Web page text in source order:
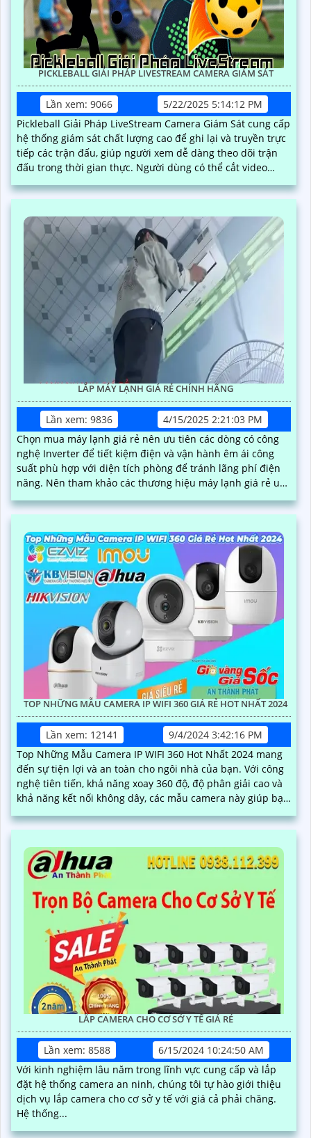
PICKLEBALL GIẢI PHÁP LIVESTREAM CAMERA GIÁM SÁT
Lần xem: 9066
5/22/2025 5:14:12 PM
Pickleball Giải Pháp LiveStream Camera Giám Sát cung cấp
hệ thống giám sát chất lượng cao để ghi lại và truyền trực
tiếp các trận đấu, giúp người xem dễ dàng theo dõi trận
đấu trong thời gian thực. Người dùng có thể cắt video
khoảnh khắc hay trực tiếp và dễ dàng
LẮP MÁY LẠNH GIÁ RẺ CHÍNH HÃNG
Lần xem: 9836
4/15/2025 2:21:03 PM
Chọn mua máy lạnh giá rẻ nên ưu tiên các dòng có công
nghệ Inverter để tiết kiệm điện và vận hành êm ái công
suất phù hợp với diện tích phòng để tránh lãng phí điện
năng. Nên tham khảo các thương hiệu máy lạnh giá rẻ uy
tín như Casper, Gree, Reetech… có mức giá phải chăng và
chất lượng ổn định
TOP NHỮNG MẪU CAMERA IP WIFI 360 GIÁ RẺ HOT NHẤT 2024
Lần xem: 12141
9/4/2024 3:42:16 PM
Top Những Mẫu Camera IP WIFI 360 Hot Nhất 2024 mang
đến sự tiện lợi và an toàn cho ngôi nhà của bạn. Với công
nghệ tiên tiến, khả năng xoay 360 độ, độ phân giải cao và
khả năng kết nối không dây, các mẫu camera này giúp bạn
dễ dàng quan sát mọi góc cạnh, bảo vệ tài sản và gia đình
một cách hiệu quả
LẮP CAMERA CHO CƠ SỞ Y TẾ GIÁ RẺ
Lần xem: 8588
6/15/2024 10:24:50 AM
Với kinh nghiệm lâu năm trong lĩnh vực cung cấp và lắp
đặt hệ thống camera an ninh, chúng tôi tự hào giới thiệu
dịch vụ lắp camera cho cơ sở y tế với giá cả phải chăng.
Hệ thống...